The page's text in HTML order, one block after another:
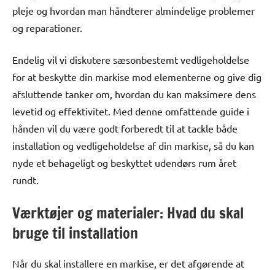
pleje og hvordan man håndterer almindelige problemer
og reparationer.
Endelig vil vi diskutere sæsonbestemt vedligeholdelse
for at beskytte din markise mod elementerne og give dig
afsluttende tanker om, hvordan du kan maksimere dens
levetid og effektivitet. Med denne omfattende guide i
hånden vil du være godt forberedt til at tackle både
installation og vedligeholdelse af din markise, så du kan
nyde et behageligt og beskyttet udendørs rum året
rundt.
Værktøjer og materialer: Hvad du skal
bruge til installation
Når du skal installere en markise, er det afgørende at